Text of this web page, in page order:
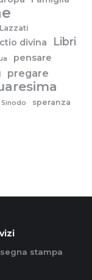
divina Libri
pensare
pregare
Sinodo speranza
stampa